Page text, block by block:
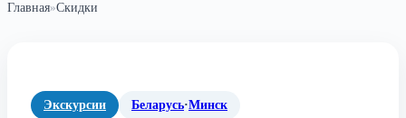
Главная»Скидки
Экскурсии Беларусь·Минск